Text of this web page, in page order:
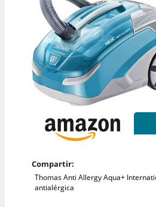
Compartir:
Thomas Anti Allergy Aqua+
antialérgica